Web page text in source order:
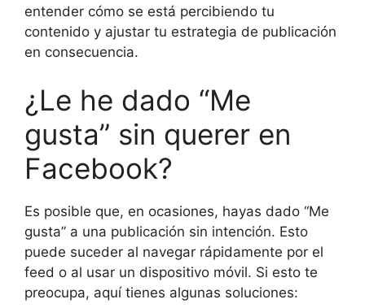
entender cómo se está percibiendo tu
contenido y ajustar tu estrategia de publicación
en consecuencia.
¿Le he dado “Me
gusta” sin querer en
Facebook?
Es posible que, en ocasiones, hayas dado “Me
gusta” a una publicación sin intención. Esto
puede suceder al navegar rápidamente por el
feed o al usar un dispositivo móvil. Si esto te
preocupa, aquí tienes algunas soluciones: